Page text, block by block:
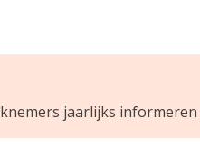
jaarlijks